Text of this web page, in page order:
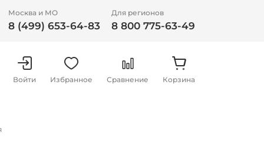
Москва и МО
8 (499) 653-64-83
Для регионов
8 800 775-63-49
Войти Избранное Сравнение Корзина